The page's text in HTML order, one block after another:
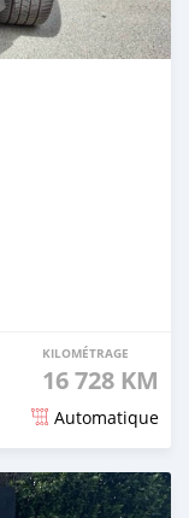
KILOMÉTRAGE
16 728 KM
Automatique